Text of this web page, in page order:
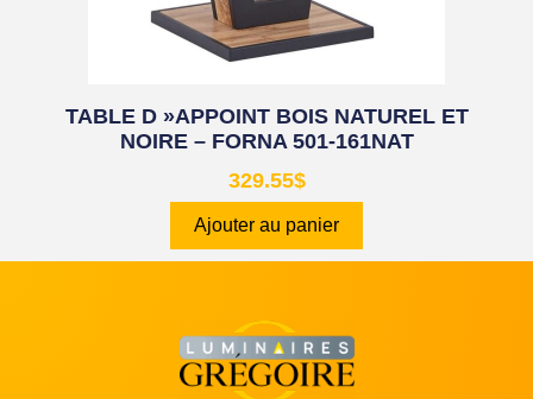
TABLE D »APPOINT BOIS NATUREL ET
NOIRE – FORNA 501-161NAT
329.55$
Ajouter au panier